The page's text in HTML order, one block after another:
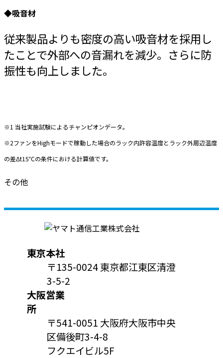
◆吸音材
従来製品よりも密度の高い吸音材を採用し
たことで外部への音漏れを減少。さらに防
振性も向上しました。
※1 当社実施試験によるチャンピオンデータ。
※2ファンをHighモードで稼動した場合のラック内許容温度とラック外周辺温度
の差Δt15℃の条件における計算値です。
その他
東京本社
〒135-0024 東京都江東区清澄
3-5-2
大阪営業
所
〒541-0051 大阪府大阪市中央
区備後町3-4-8
フクエイビル5F